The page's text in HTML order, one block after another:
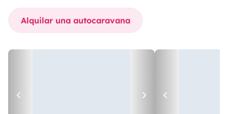
Alquilar una autocaravana